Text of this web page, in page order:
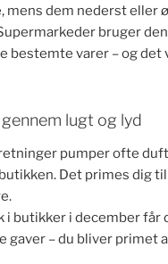
mens dem nederst eller
bruger
bestemte varer – og det
lugt og lyd
pumper ofte
Det primes dig
i butikker i december får
gaver – du bliver primet